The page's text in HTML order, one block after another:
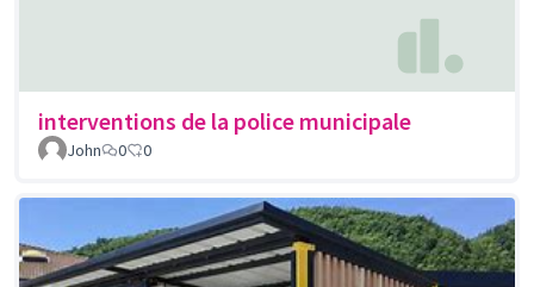
interventions de la police municipale
John 0 0